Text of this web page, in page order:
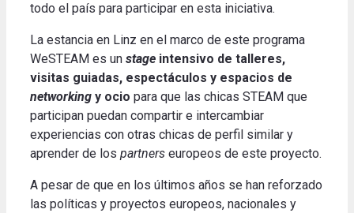
todo el país para participar en esta iniciativa.
La estancia en Linz en el marco de este programa
WeSTEAM es un stage intensivo de talleres,
visitas guiadas, espectáculos y espacios de
networking y ocio para que las chicas STEAM que
participan puedan compartir e intercambiar
experiencias con otras chicas de perfil similar y
aprender de los partners europeos de este proyecto.
A pesar de que en los últimos años se han reforzado
las políticas y proyectos europeos, nacionales y